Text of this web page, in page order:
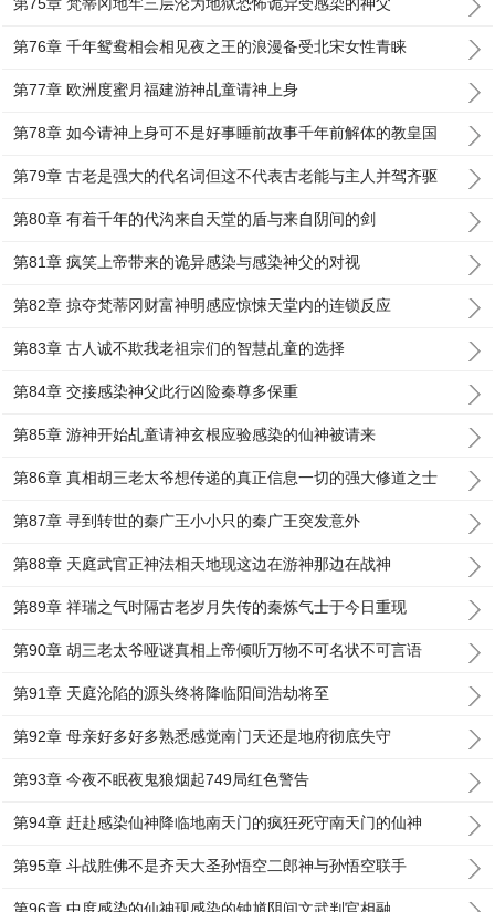
第76章 千年鸳鸯相会相见夜之王的浪漫备受北宋女性青睐
第77章 欧洲度蜜月福建游神乩童请神上身
第78章 如今请神上身可不是好事睡前故事千年前解体的教皇国
第79章 古老是强大的代名词但这不代表古老能与主人并驾齐驱
第80章 有着千年的代沟来自天堂的盾与来自阴间的剑
第81章 疯笑上帝带来的诡异感染与感染神父的对视
第82章 掠夺梵蒂冈财富神明感应惊悚天堂内的连锁反应
第83章 古人诚不欺我老祖宗们的智慧乩童的选择
第84章 交接感染神父此行凶险秦尊多保重
第85章 游神开始乩童请神玄根应验感染的仙神被请来
第86章 真相胡三老太爷想传递的真正信息一切的强大修道之士
第87章 寻到转世的秦广王小小只的秦广王突发意外
第88章 天庭武官正神法相天地现这边在游神那边在战神
第89章 祥瑞之气时隔古老岁月失传的秦炼气士于今日重现
第90章 胡三老太爷哑谜真相上帝倾听万物不可名状不可言语
第91章 天庭沦陷的源头终将降临阳间浩劫将至
第92章 母亲好多好多熟悉感觉南门天还是地府彻底失守
第93章 今夜不眠夜鬼狼烟起749局红色警告
第94章 赶赴感染仙神降临地南天门的疯狂死守南天门的仙神
第95章 斗战胜佛不是齐天大圣孙悟空二郎神与孙悟空联手